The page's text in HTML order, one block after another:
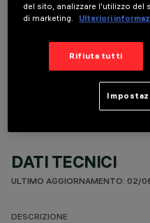
COMPONENTI
DATI TECNICI
ULTIMO AGGIORNAMENTO: 02/
DESCRIZIONE
del sito, analizzare l'utilizzo del
di marketing.
Ulteriori
Rifiuta tutti